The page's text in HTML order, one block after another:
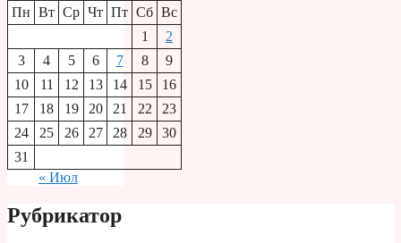
Пн Вт Ср Чт Пт Сб Вс
1
2
3
4 5 6 7 8
9
10
11 12 13 14 15
16
17
18 19 20 21 22
23
24
25 26 27 28 29
30
31
« Июл
Рубрикатор